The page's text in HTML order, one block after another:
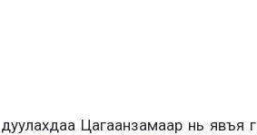
Цагаанзамаар нь явъя